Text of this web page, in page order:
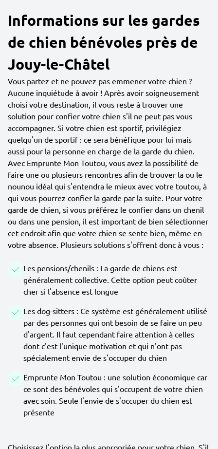
Informations sur les gardes
de chien bénévoles près de
Jouy-le-Châtel
Vous partez et ne pouvez pas emmener votre chien ?
Aucune inquiétude à avoir ! Après avoir soigneusement
choisi votre destination, il vous reste à trouver une
solution pour confier votre chien s'il ne peut pas vous
accompagner. Si votre chien est sportif, privilégiez
quelqu'un de sportif : ce sera bénéfique pour lui mais
aussi pour la personne en charge de la garde du chien.
Avec Emprunte Mon Toutou, vous avez la possibilité de
faire une ou plusieurs rencontres afin de trouver la ou le
nounou idéal qui s'entendra le mieux avec votre toutou, à
qui vous pourrez confier la garde par la suite. Pour votre
garde de chien, si vous préférez le confier dans un chenil
ou dans une pension, il est important de bien sélectionner
cet endroit afin que votre chien se sente bien, même en
votre absence. Plusieurs solutions s'offrent donc à vous :
Les pensions/chenils : La garde de chiens est
généralement collective. Cette option peut coûter
cher si l'absence est longue
Les dog-sitters : Ce système est généralement utilisé
par des personnes qui ont besoin de se faire un peu
d'argent. Il faut cependant faire attention à celles
dont c'est l'unique motivation et qui n'ont pas
spécialement envie de s'occuper du chien
Emprunte Mon Toutou : une solution économique car
ce sont des bénévoles qui s'occupent de votre chien
avec soin. Seule l'envie de s'occuper du chien est
présente
Choisissez l'option la plus appropriée pour votre chien. S'il